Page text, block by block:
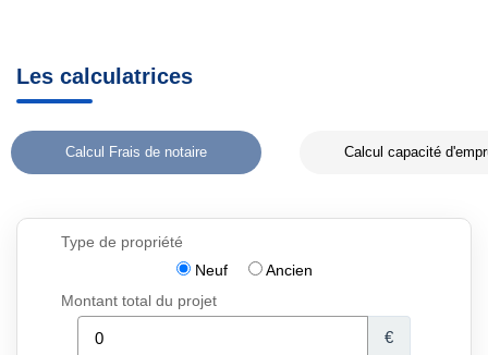
Les calculatrices
Calcul Frais de notaire Calcul capacité